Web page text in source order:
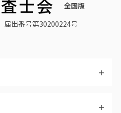
全国版
届出番号第30200224号
＋
＋